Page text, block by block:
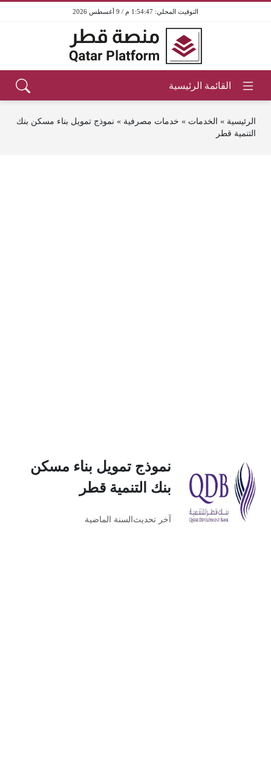
1:54:47 م / 9 أغسطس 2026
الرئيسية » الخدمات » خدمات مصرفية » نموذج تمويل بناء مسكن بنك
التنمية قطر
نموذج تمويل بناء مسكن
بنك التنمية قطر
آخر تحديث السنة الماضية